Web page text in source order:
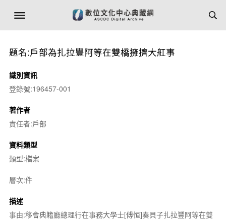
題名:戶部為扎拉豐阿等在雙橋擁擠大舡事
識別資訊
登錄號:196457-001
著作者
責任者:戶部
資料類型
類型:檔案
層次:件
描述
事由:移會典籍廳總理行在事務大學士[傅恒]奏貝子扎拉豐阿等在雙